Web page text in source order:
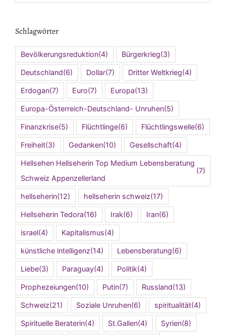
Schlagwörter
Bevölkerungsreduktion(4) Bürgerkrieg(3)
Deutschland(6) Dollar(7) Dritter Weltkrieg(4)
Erdogan(7) Euro(7) Europa(13)
Europa-Österreich-Deutschland- Unruhen(5)
Finanzkrise(5) Flüchtlinge(6) Flüchtlingswelle(6)
Freiheit(3) Gedanken(10) Gesellschaft(4)
Hellsehen Hellseherin Top Medium Lebensberatung
Schweiz Appenzellerland
(7)
hellseherin(12) hellseherin schweiz(17)
Hellseherin Tedora(16) Irak(6) Iran(6)
israel(4) Kapitalismus(4)
künstliche intelligenz(14) Lebensberatung(6)
Liebe(3) Paraguay(4) Politik(4)
Prophezeiungen(10) Putin(7) Russland(13)
Schweiz(21) Soziale Unruhen(6) spiritualität(4)
Spirituelle Beraterin(4) St.Gallen(4) Syrien(8)